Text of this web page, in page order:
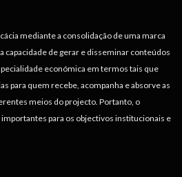
mediante a consolidação de uma marca
capacidade de gerar e disseminar conteúdos
económica em termos tais que
para quem recebe, acompanha e absorve as
meios do projecto. Portanto, o
para os objectivos institucionais e